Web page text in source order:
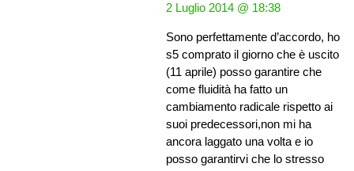
2 Luglio 2014 @ 18:38
Sono perfettamente d’accordo, ho
s5 comprato il giorno che è uscito
(11 aprile) posso garantire che
come fluidità ha fatto un
cambiamento radicale rispetto ai
suoi predecessori,non mi ha
ancora laggato una volta e io
posso garantirvi che lo stresso